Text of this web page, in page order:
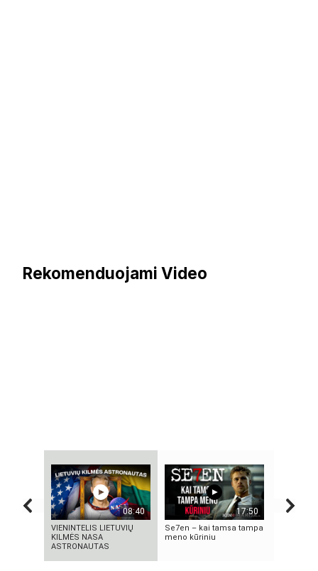
Rekomenduojami Video
08:40
VIENINTELIS LIETUVIŲ
KILMĖS NASA
ASTRONAUTAS
17:50
Se7en – kai tamsa tampa
meno kūriniu